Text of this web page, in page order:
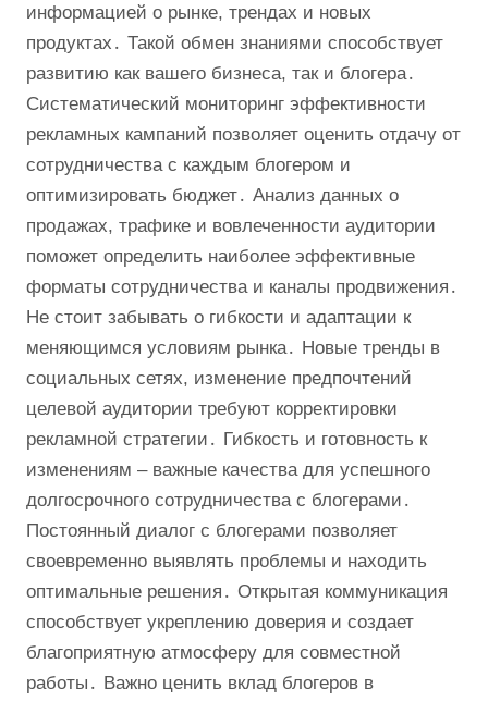
информацией о рынке, трендах и новых
продуктах․ Такой обмен знаниями способствует
развитию как вашего бизнеса, так и блогера․
Систематический мониторинг эффективности
рекламных кампаний позволяет оценить отдачу от
сотрудничества с каждым блогером и
оптимизировать бюджет․ Анализ данных о
продажах, трафике и вовлеченности аудитории
поможет определить наиболее эффективные
форматы сотрудничества и каналы продвижения․
Не стоит забывать о гибкости и адаптации к
меняющимся условиям рынка․ Новые тренды в
социальных сетях, изменение предпочтений
целевой аудитории требуют корректировки
рекламной стратегии․ Гибкость и готовность к
изменениям – важные качества для успешного
долгосрочного сотрудничества с блогерами․
Постоянный диалог с блогерами позволяет
своевременно выявлять проблемы и находить
оптимальные решения․ Открытая коммуникация
способствует укреплению доверия и создает
благоприятную атмосферу для совместной
работы․ Важно ценить вклад блогеров в